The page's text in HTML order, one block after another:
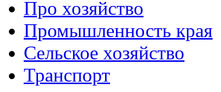
Про хозяйство
Промышленность края
Сельское хозяйство
Транспорт